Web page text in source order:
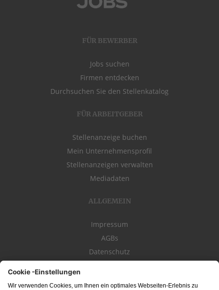
FÜR BEWERBER
Jobs suchen
Firmen entdecken
Durchsuchen Sie den Stellenkatalog
FÜR ARBEITGEBER
Stellenanzeige buchen
Mein Unternehmensprofil
Stellenanzeigen verwalten
Mediadaten
ALLGEMEIN
Impressum
AGBs
Datenschutz